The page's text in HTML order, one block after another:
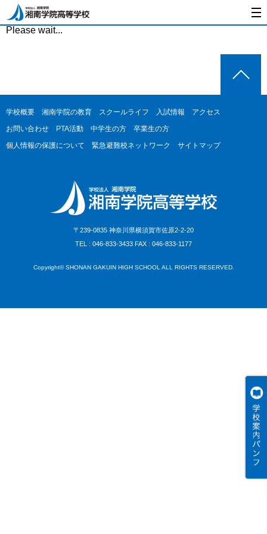
Please wait...
学校概要 湘南学院の教育 スクールライフ 入試情報
アクセス
お問い合わせ
PTA活動 中学生の方
卒業生の方
個人情報の保護について
緊急避難校ネットワーク サイトマップ
〒239-0835 神奈川県横須賀市佐原2-2-20
TEL : 046-833-3433 FAX : 046-833-1177
Copyright© SHONAN GAKUIN HIGH SCHOOL ALL RIGHTS RESERVED.